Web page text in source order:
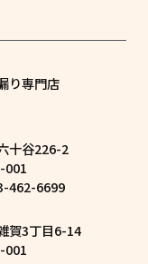
り専門店
十谷226-2
001
462-6699
賀3丁目6-14
001